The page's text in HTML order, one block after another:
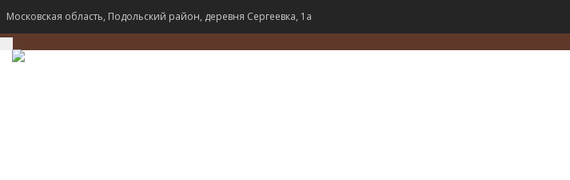
Московская область, Подольский район, деревня Сергеевка, 1а
TOGGLE
NAVIGATION